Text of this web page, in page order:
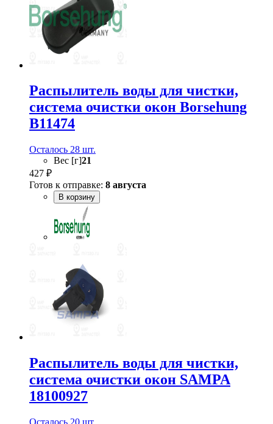
Распылитель воды для чистки,
система очистки окон Borsehung
B11474
Осталось 28 шт.
Вес [г]21
427 ₽
Готов к отправке: 8 августа
В корзину
Распылитель воды для чистки,
система очистки окон SAMPA
18100927